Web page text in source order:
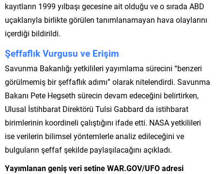
kayıtların 1999 yılbaşı gecesine ait olduğu ve o sırada ABD
uçaklarıyla birlikte görülen tanımlanamayan hava olaylarını
içerdiği bildirildi.
Şeffaflık Vurgusu ve Erişim
Savunma Bakanlığı yetkilileri yayımlama sürecini “benzeri
görülmemiş bir şeffaflık adımı” olarak nitelendirdi. Savunma
Bakanı Pete Hegseth sürecin devam edeceğini belirtirken,
Ulusal İstihbarat Direktörü Tulsi Gabbard da istihbarat
birimlerinin koordineli çalıştığını ifade etti. NASA yetkilileri
ise verilerin bilimsel yöntemlerle analiz edileceğini ve
bulguların şeffaf şekilde paylaşılacağını açıkladı.
Yayımlanan geniş veri setine WAR.GOV/UFO adresi